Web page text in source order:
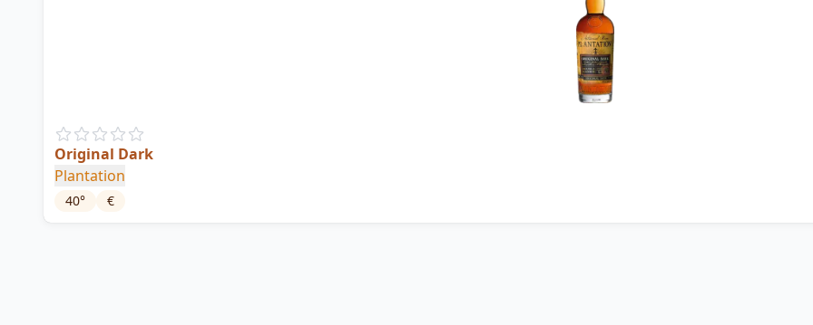
Original Dark
Plantation
40° €